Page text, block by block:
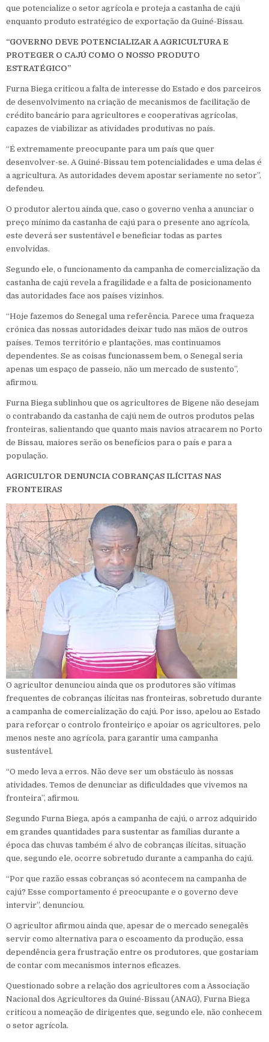
que potencialize o setor agrícola e proteja a castanha de cajú
enquanto produto estratégico de exportação da Guiné-Bissau.
“GOVERNO DEVE POTENCIALIZAR A AGRICULTURA E
PROTEGER O CAJÚ COMO O NOSSO PRODUTO
ESTRATÉGICO”
Furna Biega criticou a falta de interesse do Estado e dos parceiros
de desenvolvimento na criação de mecanismos de facilitação de
crédito bancário para agricultores e cooperativas agrícolas,
capazes de viabilizar as atividades produtivas no país.
“É extremamente preocupante para um país que quer
desenvolver-se. A Guiné-Bissau tem potencialidades e uma delas é
a agricultura. As autoridades devem apostar seriamente no setor”,
defendeu.
O produtor alertou ainda que, caso o governo venha a anunciar o
preço mínimo da castanha de cajú para o presente ano agrícola,
este deverá ser sustentável e beneficiar todas as partes
envolvidas.
Segundo ele, o funcionamento da campanha de comercialização da
castanha de cajú revela a fragilidade e a falta de posicionamento
das autoridades face aos países vizinhos.
“Hoje fazemos do Senegal uma referência. Parece uma fraqueza
crónica das nossas autoridades deixar tudo nas mãos de outros
países. Temos território e plantações, mas continuamos
dependentes. Se as coisas funcionassem bem, o Senegal seria
apenas um espaço de passeio, não um mercado de sustento”,
afirmou.
Furna Biega sublinhou que os agricultores de Bigene não desejam
o contrabando da castanha de cajú nem de outros produtos pelas
fronteiras, salientando que quanto mais navios atracarem no Porto
de Bissau, maiores serão os benefícios para o país e para a
população.
AGRICULTOR DENUNCIA COBRANÇAS ILÍCITAS NAS
FRONTEIRAS
O agricultor denunciou ainda que os produtores são vítimas
frequentes de cobranças ilícitas nas fronteiras, sobretudo durante
a campanha de comercialização do cajú. Por isso, apelou ao Estado
para reforçar o controlo fronteiriço e apoiar os agricultores, pelo
menos neste ano agrícola, para garantir uma campanha
sustentável.
“O medo leva a erros. Não deve ser um obstáculo às nossas
atividades. Temos de denunciar as dificuldades que vivemos na
fronteira”, afirmou.
Segundo Furna Biega, após a campanha de cajú, o arroz adquirido
em grandes quantidades para sustentar as famílias durante a
época das chuvas também é alvo de cobranças ilícitas, situação
que, segundo ele, ocorre sobretudo durante a campanha do cajú.
“Por que razão essas cobranças só acontecem na campanha de
cajú? Esse comportamento é preocupante e o governo deve
intervir”, denunciou.
O agricultor afirmou ainda que, apesar de o mercado senegalês
servir como alternativa para o escoamento da produção, essa
dependência gera frustração entre os produtores, que gostariam
de contar com mecanismos internos eficazes.
Questionado sobre a relação dos agricultores com a Associação
Nacional dos Agricultores da Guiné-Bissau (ANAG), Furna Biega
criticou a nomeação de dirigentes que, segundo ele, não conhecem
o setor agrícola.